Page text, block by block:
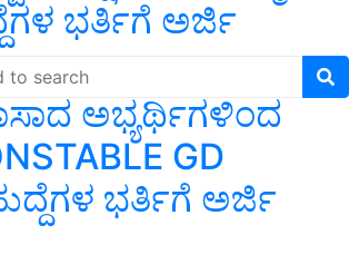
ಭರ್ತಿಗೆ ಅರ್ಜಿ
ಅಭ್ಯರ್ಥಿಗಳಿಂದ
GD
ಭರ್ತಿಗೆ ಅರ್ಜಿ